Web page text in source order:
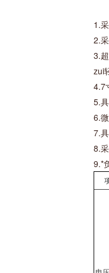
1.
2.
3.
zui
4.7
5.
6.
7.
8.
9.*